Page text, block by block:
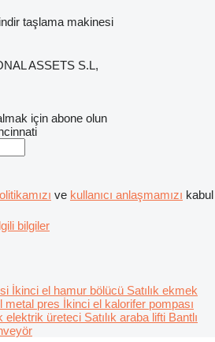
taşlama makinesi
ASSETS S.L,
için abone olun
ve kullanıcı anlaşmamızı kabul
bilgiler
İkinci el hamur bölücü Satılık ekmek
metal pres İkinci el kalorifer pompası
elektrik üreteci Satılık araba lifti Bantlı